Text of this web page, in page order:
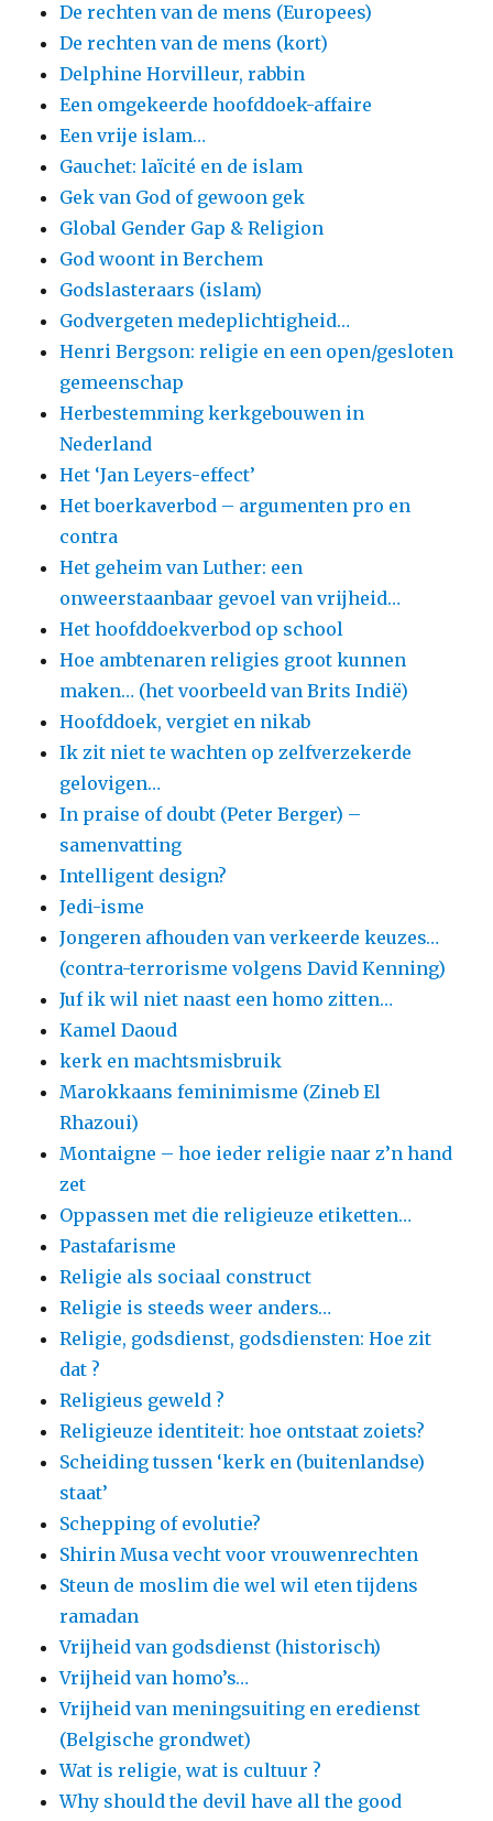
De rechten van de mens (Europees)
De rechten van de mens (kort)
Delphine Horvilleur, rabbin
Een omgekeerde hoofddoek-affaire
Een vrije islam…
Gauchet: laïcité en de islam
Gek van God of gewoon gek
Global Gender Gap & Religion
God woont in Berchem
Godslasteraars (islam)
Godvergeten medeplichtigheid…
Henri Bergson: religie en een open/gesloten
gemeenschap
Herbestemming kerkgebouwen in
Nederland
Het ‘Jan Leyers-effect’
Het boerkaverbod – argumenten pro en
contra
Het geheim van Luther: een
onweerstaanbaar gevoel van vrijheid…
Het hoofddoekverbod op school
Hoe ambtenaren religies groot kunnen
maken… (het voorbeeld van Brits Indië)
Hoofddoek, vergiet en nikab
Ik zit niet te wachten op zelfverzekerde
gelovigen…
In praise of doubt (Peter Berger) –
samenvatting
Intelligent design?
Jedi-isme
Jongeren afhouden van verkeerde keuzes…
(contra-terrorisme volgens David Kenning)
Juf ik wil niet naast een homo zitten…
Kamel Daoud
kerk en machtsmisbruik
Marokkaans feminimisme (Zineb El
Rhazoui)
Montaigne – hoe ieder religie naar z’n hand
zet
Oppassen met die religieuze etiketten…
Pastafarisme
Religie als sociaal construct
Religie is steeds weer anders…
Religie, godsdienst, godsdiensten: Hoe zit
dat ?
Religieus geweld ?
Religieuze identiteit: hoe ontstaat zoiets?
Scheiding tussen ‘kerk en (buitenlandse)
staat’
Schepping of evolutie?
Shirin Musa vecht voor vrouwenrechten
Steun de moslim die wel wil eten tijdens
ramadan
Vrijheid van godsdienst (historisch)
Vrijheid van homo’s…
Vrijheid van meningsuiting en eredienst
(Belgische grondwet)
Wat is religie, wat is cultuur ?
Why should the devil have all the good